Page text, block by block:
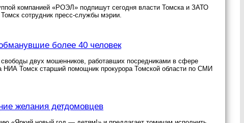
компанией «РОЭЛ» подпишут сегодня власти Томска и ЗАТО
сотрудник пресс-службы мэрии.
более 40 человек
двух мошенников, работавших посредниками в сфере
НИА Томск старший помощник прокурора Томской области по СМИ
желания детдомовцев